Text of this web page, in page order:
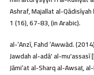
Ashraf, Majallat al-
1 (16), 67-83, (in Arabic).
al-ʻAnzī, Fahd ʻAwwād.
Jawdah al-adāʼ al-
Jāmiʻat al-Sharq al-Awsaṭ,